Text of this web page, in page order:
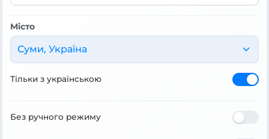
Місто
Суми, Україна
Тільки з українською
Без ручного режиму